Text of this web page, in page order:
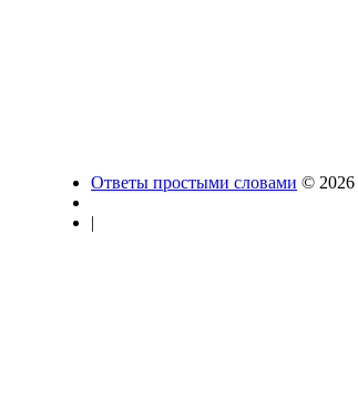
Ответы простыми словами © 2026
|